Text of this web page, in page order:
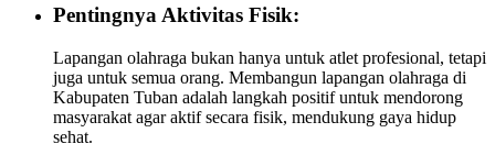
Pentingnya Aktivitas Fisik:
Lapangan olahraga bukan hanya untuk atlet profesional, tetapi
juga untuk semua orang. Membangun lapangan olahraga di
Kabupaten Tuban adalah langkah positif untuk mendorong
masyarakat agar aktif secara fisik, mendukung gaya hidup
sehat.